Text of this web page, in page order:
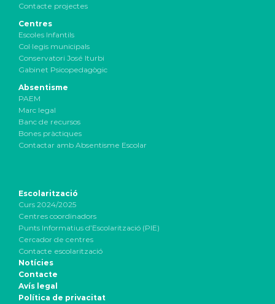
Contacte projectes
Centres
Escoles Infantils
Col·legis municipals
Conservatori José Iturbi
Gabinet Psicopedagògic
Absentisme
PAEM
Marc legal
Banc de recursos
Bones pràctiques
Contactar amb Absentisme Escolar
Escolarització
Curs 2024/2025
Centres coordinadors
Punts Informatius d’Escolarització (PIE)
Cercador de centres
Contacte escolarització
Notícies
Contacte
Avís legal
Política de privacitat